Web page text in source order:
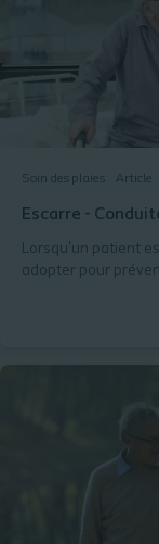
Soin des plaies Article
Escarre -
Lorsqu'un patient
adopter pour